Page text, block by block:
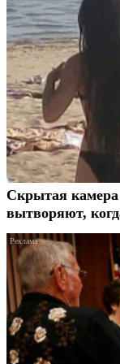
Скрытая
вытворяют,